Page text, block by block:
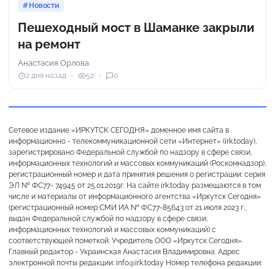
Новости
Пешеходный мост в Шаманке закрыли
на ремонт
Анастасия Орлова
2 дня назад 52 0
Сетевое издание «ИРКУТСК СЕГОДНЯ» доменное имя сайта в
информационно - телекоммуникационной сети «Интернет» (irk.today),
зарегистрировано Федеральной службой по надзору в сфере связи,
информационных технологий и массовых коммуникаций (Роскомнадзор),
регистрационный номер и дата принятия решения о регистрации: серия
ЭЛ № ФС77- 74945 от 25.01.2019г. На сайте irk.today размещаются в том
числе и материалы от информационного агентства «Иркутск Сегодня»
(регистрационный номер СМИ ИА № ФС77-85643 от 21 июля 2023 г.,
выдан Федеральной службой по надзору в сфере связи,
информационных технологий и массовых коммуникаций) с
соответствующей пометкой. Учредитель ООО «Иркутск Сегодня».
Главный редактор - Украинская Анастасия Владимировна. Адрес
электронной почты редакции: info@irk.today Номер телефона редакции: